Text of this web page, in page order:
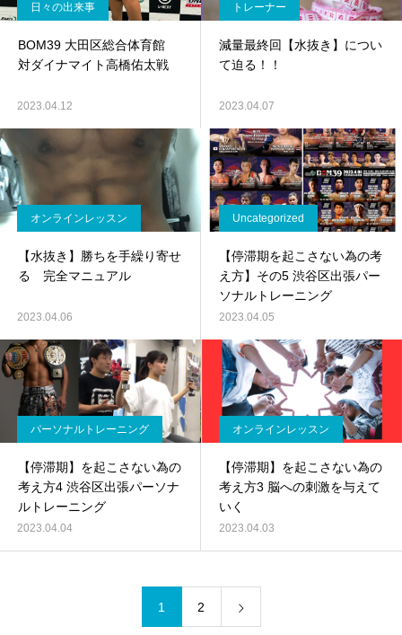
日々の出来事
BOM39 大田区総合体育館
対ダイナマイト高橋佑太戦
2023.04.12
トレーナー
減量最終回【水抜き】につい
て迫る！！
2023.04.07
オンラインレッスン
【水抜き】勝ちを手繰り寄せ
る 完全マニュアル
2023.04.06
Uncategorized
【停滞期を起こさない為の考
え方】その5 渋谷区出張パー
ソナルトレーニング
2023.04.05
パーソナルトレーニング
【停滞期】を起こさない為の
考え方4 渋谷区出張パーソナ
ルトレーニング
2023.04.04
オンラインレッスン
【停滞期】を起こさない為の
考え方3 脳への刺激を与えて
いく
2023.04.03
1 2